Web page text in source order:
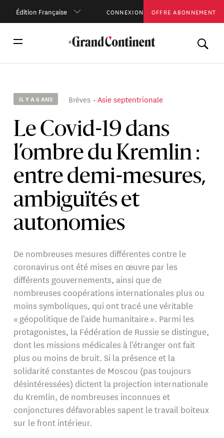
Édition Française CONNEXION OFFRE ABONNEMENT
IL Y A 6 ANS Brèves Asie septentrionale
Le Covid-19 dans
l’ombre du Kremlin :
entre demi-mesures,
ambiguïtés et
autonomies
De nombreuses mesures différentes contre le
coronavirus ont été mises en œuvre par les
différents gouvernements, ainsi que de
nombreuses coopérations internationales plus ou
moins symboliques, qui ont tracé une véritable
« géopolitique de l'aide humanitaire ». Parmi les
protagonistes, la Fédération de Russie se distingue,
dont les missions médicales à l'étranger ont fait
plus ou moins de bruit. Si la présence et la
solidarité constantes de Moscou (pas toujours
désintéressées) dictent la projection internationale
du Kremlin, de nombreuses inconnues et
conjonctures défavorables sapent le travail boiteux
sur le front intérieur.